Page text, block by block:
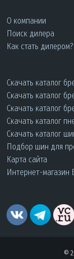
О компании
Поиск дилера
Как стать дилером?
Скачать каталог
Скачать каталог
Скачать каталог
Скачать каталог
Скачать каталог
Подбор шин для
Карта сайта
Интернет-
©